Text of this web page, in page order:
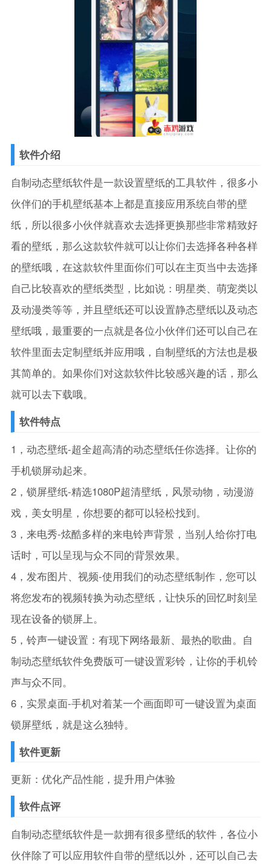
软件介绍
自制动态壁纸软件是一款设置壁纸的工具软件，很多小
伙伴们的手机壁纸基本上都是直接应用系统自带的壁
纸，所以很多小伙伴就喜欢去选择更换那些非常精致好
看的壁纸，那么这款软件就可以让你们去选择各种各样
的壁纸哦，在这款软件里面你们可以在主页当中去选择
自己比较喜欢的壁纸类型，比如说：明星类、萌宠类以
及动漫类等等，并且壁纸还可以设置静态壁纸以及动态
壁纸哦，最重要的一点就是各位小伙伴们还可以自己在
软件里面去定制壁纸并应用哦，自制壁纸的方法也是极
其简单的。如果你们对这款软件比较感兴趣的话，那么
就可以去下载哦。
软件特点
1，动态壁纸-超全超高清的动态壁纸任你选择。让你的
手机锁屏动起来。
2，锁屏壁纸-精选1080P超清壁纸，风景动物，动漫游
戏，美女明星，你想要的都可以轻松找到。
3，来电秀-炫酷多样的来电铃声背景，当别人给你打电
话时，可以呈现与众不同的背景效果。
4，发布图片、视频-使用我们的动态壁纸制作，您可以
将您发布的视频转换为动态壁纸，让快乐的回忆时刻呈
现在设备的锁屏上。
5，铃声一键设置：有现下网络最新、最热的歌曲。自
制动态壁纸软件免费版可一键设置彩铃，让你的手机铃
声与众不同。
6，实景桌面-手机对着某一个画面即可一键设置为桌面
锁屏壁纸，就是这么独特。
软件更新
更新：优化产品性能，提升用户体验
软件点评
自制动态壁纸软件是一款拥有很多壁纸的软件，各位小
伙伴除了可以应用软件自带的壁纸以外，还可以自己去